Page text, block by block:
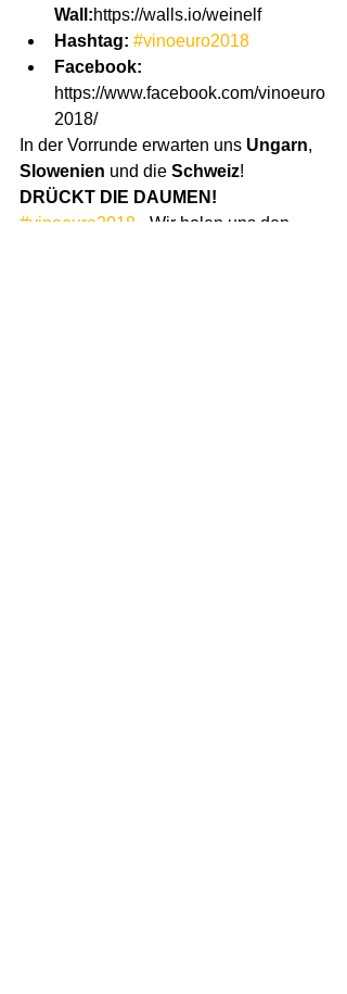
Wall:https://walls.io/weinelf
Hashtag: #vinoeuro2018
Facebook:
https://www.facebook.com/vinoeuro
2018/
In der Vorrunde erwarten uns Ungarn,
Slowenien und die Schweiz!
DRÜCKT DIE DAUMEN!
#vinoeuro2018 - Wir holen uns den